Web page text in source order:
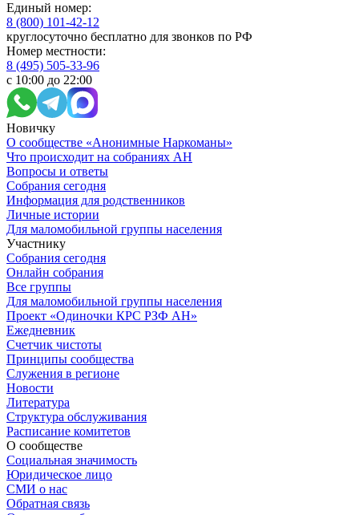
Единый номер:
8 (800) 101-42-12
круглосуточно бесплатно для звонков по РФ
Номер местности:
8 (495) 505-33-96
с 10:00 до 22:00
Новичку
О сообществе «Анонимные Наркоманы»
Что происходит на собраниях АН
Вопросы и ответы
Собрания сегодня
Информация для родственников
Личные истории
Для маломобильной группы населения
Участнику
Собрания сегодня
Онлайн собрания
Все группы
Для маломобильной группы населения
Проект «Одиночки КРС РЗФ АН»
Ежедневник
Счетчик чистоты
Принципы сообщества
Служения в регионе
Новости
Литература
Структура обслуживания
Расписание комитетов
О сообществе
Социальная значимость
Юридическое лицо
СМИ о нас
Обратная связь